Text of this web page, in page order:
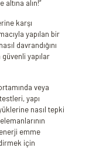
alın!”
karşı
yapılan bir
davrandığını
yapılar
veya
yapı
nasıl tepki
enerji emme
için